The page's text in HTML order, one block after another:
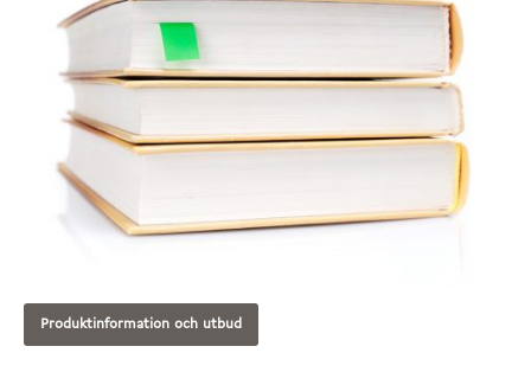
Produktinformation och utbud